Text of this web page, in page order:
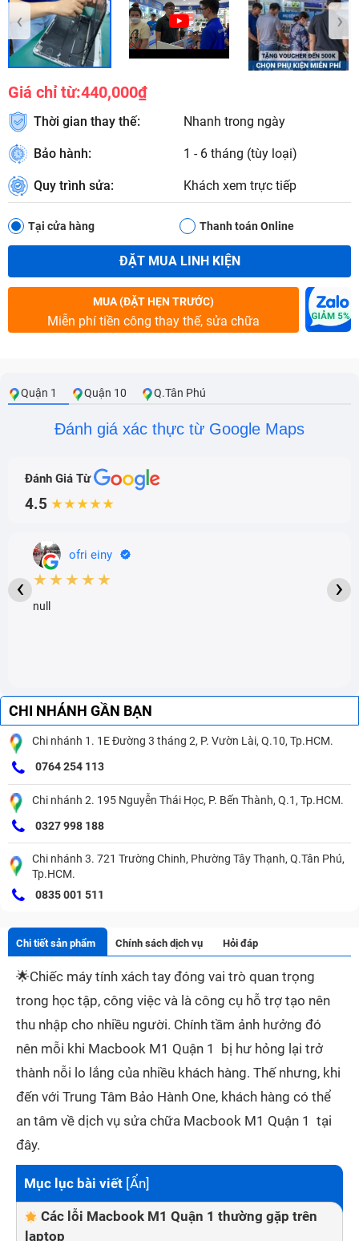
‹ ›
Giá chỉ từ:440,000₫
Thời gian thay thế: Nhanh trong ngày
Bảo hành: 1 - 6 tháng (tùy loại)
Quy trình sửa: Khách xem trực tiếp
Tại cửa hàng Thanh toán Online
ĐẶT MUA LINH KIỆN
MUA (ĐẶT HẸN TRƯỚC)
Miễn phí tiền công thay thế, sửa chữa
Quận 1 Quận 10 Q.Tân Phú
Đánh giá xác thực từ Google Maps
Đánh Giá Từ
4.5 ★★★★★
ofri einy
★★★★★
null
‹ ›
CHI NHÁNH GẦN BẠN
Chi nhánh 1. 1E Đường 3 tháng 2, P. Vườn Lài, Q.10, Tp.HCM.
0764 254 113
Chi nhánh 2. 195 Nguyễn Thái Học, P. Bến Thành, Q.1, Tp.HCM.
0327 998 188
Chi nhánh 3. 721 Trường Chinh, Phường Tây Thạnh, Q.Tân Phú,
Tp.HCM.
0835 001 511
Chi tiết sản phẩm Chính sách dịch vụ Hỏi đáp
🌟Chiếc máy tính xách tay đóng vai trò quan trọng
trong học tập, công việc và là công cụ hỗ trợ tạo nên
thu nhập cho nhiều người. Chính tầm ảnh hưởng đó
nên mỗi khi Macbook M1 Quận 1 bị hư hỏng lại trở
thành nỗi lo lắng của nhiều khách hàng. Thế nhưng, khi
đến với Trung Tâm Bảo Hành One, khách hàng có thể
an tâm về dịch vụ sửa chữa Macbook M1 Quận 1 tại
đây.
Mục lục bài viết [Ẩn]
Các lỗi Macbook M1 Quận 1 thường gặp trên
laptop